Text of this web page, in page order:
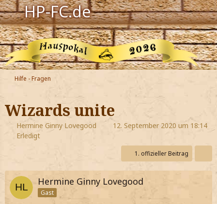
HP-FC.de
Navigation
Harry Potter
Der HP-FC
Hogwarts
Zauberwelt
Willkommen
Jetzt Fanclub-Mitglied werden!
Hilfe - Fragen
Wizards unite
Hermine Ginny Lovegood
12. September 2020 um 18:14
Erledigt
1. offizieller Beitrag
Hermine Ginny Lovegood
Gast